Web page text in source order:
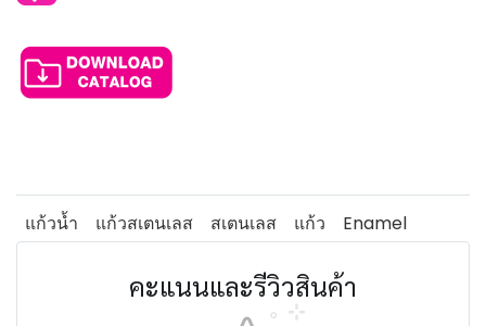
แก้วน้ำ แก้วสเตนเลส สเตนเลส แก้ว Enamel
คะแนนและรีวิวสินค้า